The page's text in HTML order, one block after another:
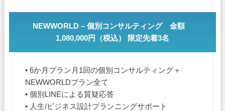
NEWWORLD – 個別コンサルティング 金額
1,080,000円（税込） 限定先着3名
• 6か月プラン月1回の個別コンサルティング＋
NEWWORLDプラン全て
• 個別LINEによる質疑応答
• 人生/ビジネス設計プランニングサポート